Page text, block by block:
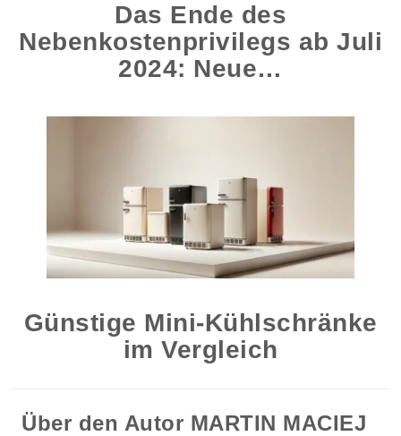
Das Ende des
Nebenkostenprivilegs ab Juli
2024: Neue…
Günstige Mini-Kühlschränke
im Vergleich
Über den Autor MARTIN MACIEJ